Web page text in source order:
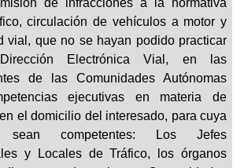
circulación de vehículos a motor y
vial, que no se hayan podido practicar
Electrónica Vial, en las
de las Comunidades Autónomas
ejecutivas en materia de
el domicilio del interesado, para cuya
sean competentes: Los Jefes
y Locales de Tráfico, los órganos